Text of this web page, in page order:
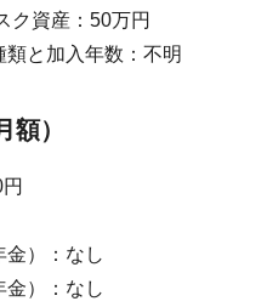
ク資産：50万円
と加入年数：不明
）
金）：なし
金）：なし